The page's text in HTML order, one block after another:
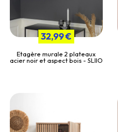
32,99 €
Etagère murale 2 plateaux
acier noir et aspect bois - SLIIO